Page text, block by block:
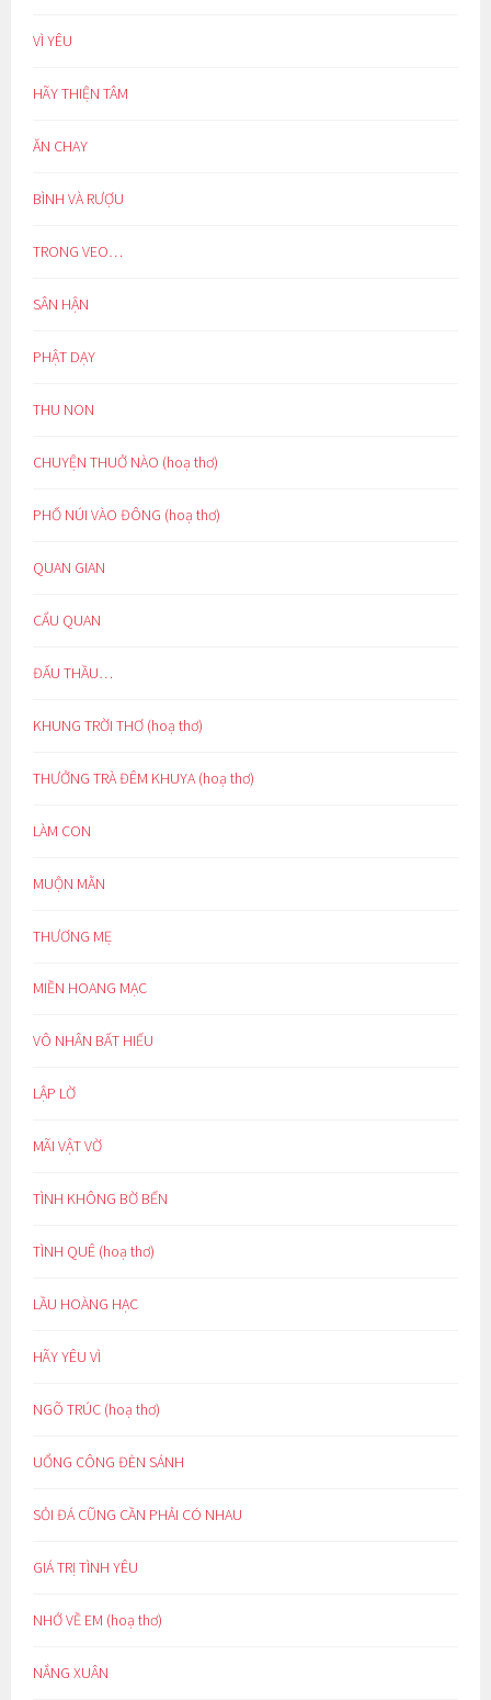
VÌ YÊU
HÃY THIỆN TÂM
ĂN CHAY
BÌNH VÀ RƯỢU
TRONG VEO…
SÂN HẬN
PHẬT DẠY
THU NON
CHUYỆN THUỞ NÀO (hoạ thơ)
PHỐ NÚI VÀO ĐÔNG (hoạ thơ)
QUAN GIAN
CẨU QUAN
ĐẤU THẦU…
KHUNG TRỜI THƠ (hoạ thơ)
THƯỞNG TRÀ ĐÊM KHUYA (hoạ thơ)
LÀM CON
MUỘN MẰN
THƯƠNG MẸ
MIỀN HOANG MẠC
VÔ NHÂN BẤT HIẾU
LẬP LỜ
MÃI VẬT VỜ
TÌNH KHÔNG BỜ BẾN
TÌNH QUÊ (hoạ thơ)
LẦU HOÀNG HẠC
HÃY YÊU VÌ
NGÕ TRÚC (hoạ thơ)
UỔNG CÔNG ĐÈN SÁNH
SỎI ĐÁ CŨNG CẦN PHẢI CÓ NHAU
GIÁ TRỊ TÌNH YÊU
NHỚ VỀ EM (hoạ thơ)
NẮNG XUÂN